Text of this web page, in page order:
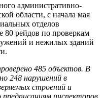
административно-
области, с начала мая
отделов
80 рейдов по проверкам
и нежилых зданий
485 объектов. В
248 нарушений в
строений и
инспекторов